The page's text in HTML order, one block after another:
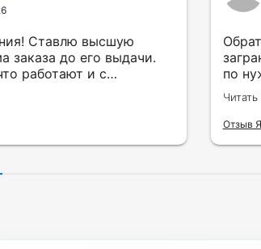
Ставлю высшую
заказа до его выдачи.
работают и с
заказами. Нелбходимо
на кружку в подарок.
оперативно и ооочень
терпеливость,
по
Отзыв